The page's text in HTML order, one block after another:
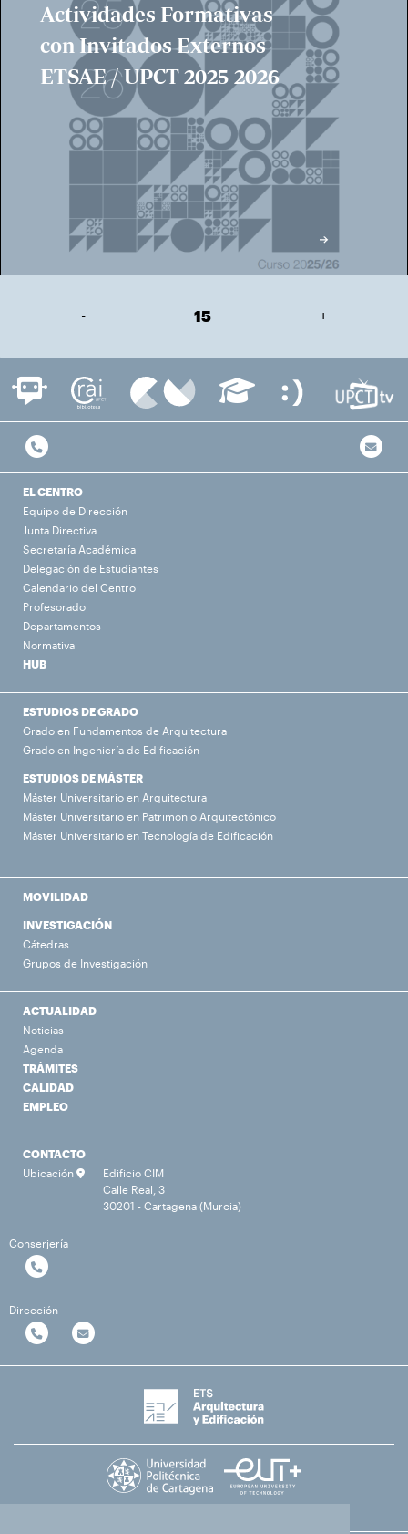
Actividades Formativas
con Invitados Externos
ETSAE / UPCT 2025-2026
- 15 +
EL CENTRO
Equipo de Dirección
Junta Directiva
Secretaría Académica
Delegación de Estudiantes
Calendario del Centro
Profesorado
Departamentos
Normativa
HUB
ESTUDIOS DE GRADO
Grado en Fundamentos de Arquitectura
Grado en Ingeniería de Edificación
ESTUDIOS DE MÁSTER
Máster Universitario en Arquitectura
Máster Universitario en Patrimonio Arquitectónico
Máster Universitario en Tecnología de Edificación
MOVILIDAD
INVESTIGACIÓN
Cátedras
Grupos de Investigación
ACTUALIDAD
Noticias
Agenda
TRÁMITES
CALIDAD
EMPLEO
CONTACTO
Ubicación
Edificio CIM
Calle Real, 3
30201 - Cartagena (Murcia)
Conserjería
Dirección